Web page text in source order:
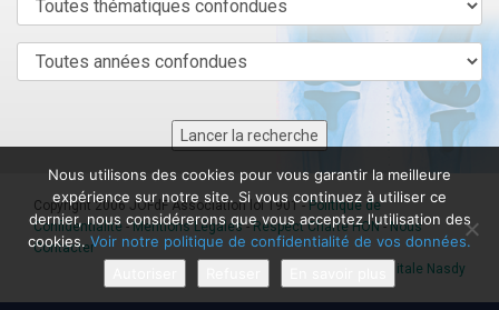
Nous utilisons des cookies pour vous garantir la meilleure
expérience sur notre site. Si vous continuez à utiliser ce
dernier, nous considérerons que vous acceptez l'utilisation des
cookies.Voir notre politique de confidentialité de vos données.
Copyright 2006 JOFdF Association loi 1901 -Politique de
Confidentialité -Mentions Légales-Respect Charte HON-Nous
Contacter
Agence digitale Nasdy